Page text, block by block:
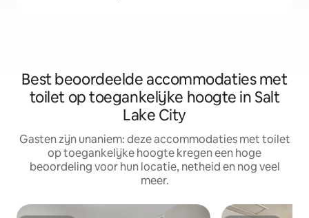
Best beoordeelde accommodaties met
toilet op toegankelijke hoogte in Salt
Lake City
Gasten zijn unaniem: deze accommodaties met toilet
op toegankelijke hoogte kregen een hoge
beoordeling voor hun locatie, netheid en nog veel
meer.